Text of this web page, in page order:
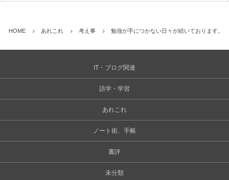
HOME あれこれ 考え事 勉強が手につかない日々が続いております。
IT・ブログ関連
語学・学習
あれこれ
ノート術、手帳
書評
未分類